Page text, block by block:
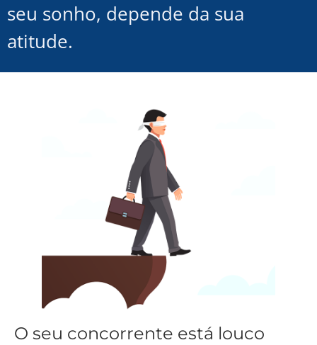
seu sonho, depende da sua
atitude.
O seu concorrente está louco